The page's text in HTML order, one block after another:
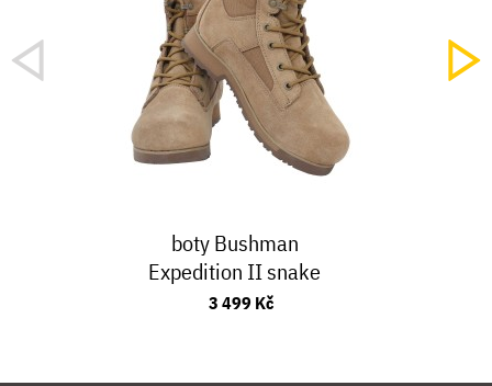
boty Bushman
Expedition II snake
3 499 Kč